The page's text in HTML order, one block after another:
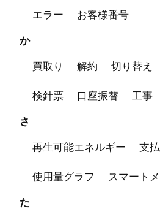
エラー お客様番号
か
買取り 解約 切り替え
検針票 口座振替 工事
さ
再生可能エネルギー 支
使用量グラフ スマート
た